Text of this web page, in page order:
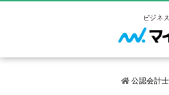
公認会計